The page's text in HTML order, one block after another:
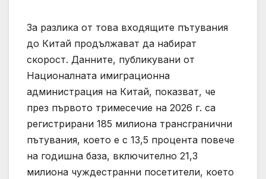
За разлика от това входящите пътувания
до Китай продължават да набират
скорост. Данните, публикувани от
Националната имиграционна
администрация на Китай, показват, че
през първото тримесечие на 2026 г. са
регистрирани 185 милиона трансгранични
пътувания, което е с 13,5 процента повече
на годишна база, включително 21,3
милиона чуждестранни посетители, което